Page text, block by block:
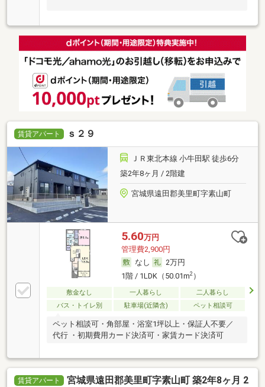
賃貸アパート ｓ２９
ＪＲ東北本線 小牛田駅 徒歩6分
築2年8ヶ月 / 2階建
宮城県遠田郡美里町字素山町
5.60万円
管理費2,900円
なし
2万円
1階 / 1LDK（50.01m2）
敷金なし 一人暮らし
二人暮らし
バス・トイレ別
駐車場(近隣含) ペット相談可
ペット相談可・角部屋・浴室1坪以上・保証人不要／
代行 ・初期費用カード決済可・家賃カード決済可
賃貸アパート
宮城県遠田郡美里町字素山町 築2年8ヶ月 2